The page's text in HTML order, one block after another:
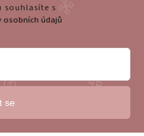
souhlasíte s
údajů
se